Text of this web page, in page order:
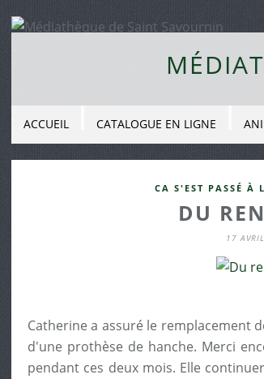
ACCUEIL CATALOGUE EN LIGNE
CA S'EST PASSÉ À
DU
17
Catherine a assuré le remplacement
d'une prothèse de hanche. Merci
pendant ces deux mois. Elle